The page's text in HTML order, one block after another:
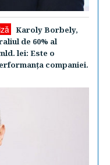
Karoly Borbely,
de 60% al
lei: Este o
companiei.